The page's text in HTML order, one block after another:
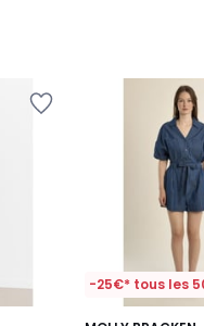
-25€* tous les